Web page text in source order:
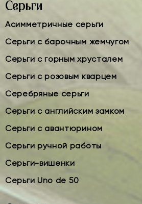
Серьги
Асимметричные серьги
Серьги с барочным жемчугом
Серьги с горным хрусталем
Серьги с розовым кварцем
Серебряные серьги
Серьги с английским замком
Серьги с авантюрином
Серьги ручной работы
Серьги-вишенки
Серьги Uno de 50